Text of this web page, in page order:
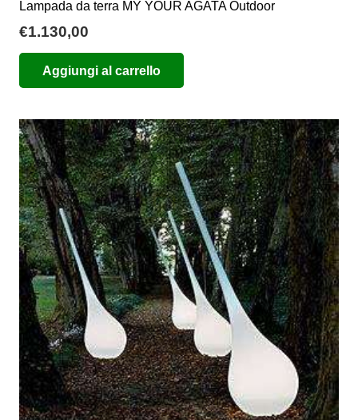
Lampada da terra MY YOUR AGATA Outdoor
€1.130,00
Aggiungi al carrello